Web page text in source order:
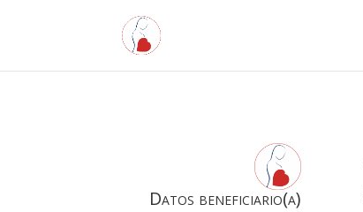
Datos beneficiario(a)